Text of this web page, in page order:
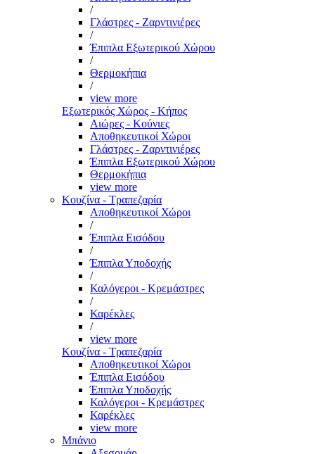
/
Γλάστρες - Ζαρντινιέρες
/
Έπιπλα Εξωτερικού Χώρου
/
Θερμοκήπια
/
view more
Εξωτερικός Χώρος - Κήπος
Αιώρες - Κούνιες
Αποθηκευτικοί Χώροι
Γλάστρες - Ζαρντινιέρες
Έπιπλα Εξωτερικού Χώρου
Θερμοκήπια
view more
Κουζίνα - Τραπεζαρία
Αποθηκευτικοί Χώροι
/
Έπιπλα Εισόδου
/
Έπιπλα Υποδοχής
/
Καλόγεροι - Κρεμάστρες
/
Καρέκλες
/
view more
Κουζίνα - Τραπεζαρία
Αποθηκευτικοί Χώροι
Έπιπλα Εισόδου
Έπιπλα Υποδοχής
Καλόγεροι - Κρεμάστρες
Καρέκλες
view more
Μπάνιο